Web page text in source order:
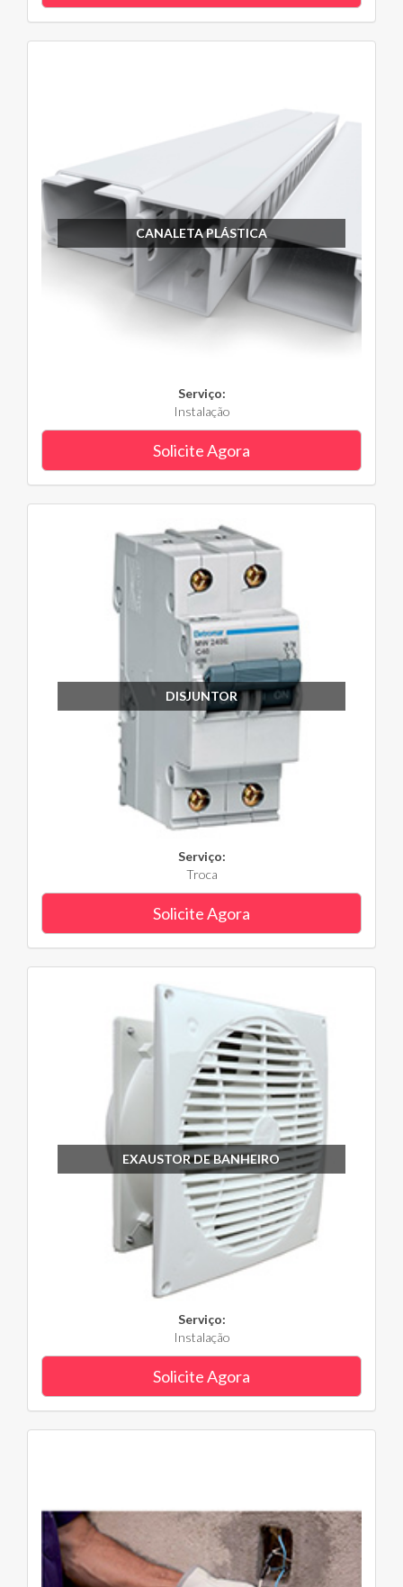
CANALETA PLÁSTICA
Serviço:
Instalação
Solicite Agora
DISJUNTOR
Serviço:
Troca
Solicite Agora
EXAUSTOR DE BANHEIRO
Serviço:
Instalação
Solicite Agora